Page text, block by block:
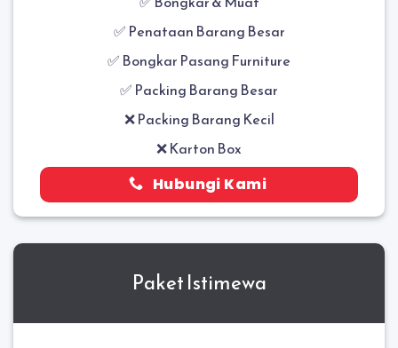
✅ Penataan Barang Besar
✅ Bongkar Pasang Furniture
✅ Packing Barang Besar
❌ Packing Barang Kecil
❌ Karton Box
Hubungi Kami
Paket Istimewa